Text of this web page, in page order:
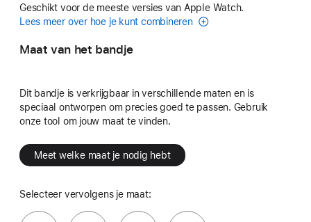
Geschikt voor de meeste versies van Apple Watch.
Lees meer over hoe je kunt combineren
Maat van het bandje
Dit bandje is verkrijgbaar in verschillende maten en is
speciaal ontworpen om precies goed te passen. Gebruik
onze tool om jouw maat te vinden.
Meet welke maat je nodig hebt
Selecteer vervolgens je maat: